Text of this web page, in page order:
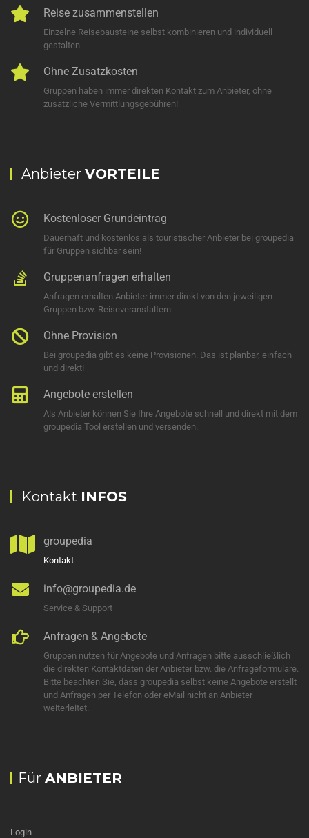
Reise zusammenstellen
Einzelne Reisebausteine selbst kombinieren und individuell
gestalten.
Ohne Zusatzkosten
Gruppen haben immer direkten Kontakt zum Anbieter, ohne
zusätzliche Vermittlungsgebühren!
Anbieter VORTEILE
Kostenloser Grundeintrag
Dauerhaft und kostenlos als touristischer Anbieter bei groupedia
für Gruppen sichbar sein!
Gruppenanfragen erhalten
Anfragen erhalten Anbieter immer direkt von den jeweiligen
Gruppen bzw. Reiseveranstaltern.
Ohne Provision
Bei groupedia gibt es keine Provisionen. Das ist planbar, einfach
und direkt!
Angebote erstellen
Als Anbieter können Sie Ihre Angebote schnell und direkt mit dem
groupedia Tool erstellen und versenden.
Kontakt INFOS
groupedia
Kontakt
info@groupedia.de
Service & Support
Anfragen & Angebote
Gruppen nutzen für Angebote und Anfragen bitte ausschließlich
die direkten Kontaktdaten der Anbieter bzw. die Anfrageformulare.
Bitte beachten Sie, dass groupedia selbst keine Angebote erstellt
und Anfragen per Telefon oder eMail nicht an Anbieter
weiterleitet.
Für ANBIETER
Login